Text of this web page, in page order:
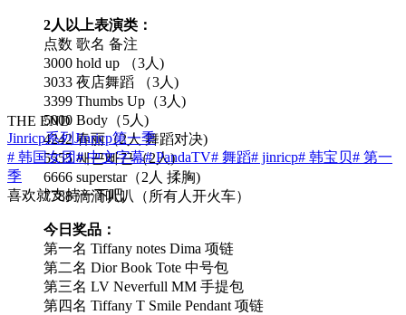
2人以上表演类：
点数 歌名 备注
3000 hold up （3人)
3033 夜店舞蹈 （3人)
3399 Thumbs Up（3人)
5000 Body（5人)
4242 春丽（2人 舞蹈对决)
5555 쌔끈빠끈（2人)
6666 superstar（2人 揉胸)
7788 滴滴叭叭（所有人开火车）
今日奖品：
第一名 Tiffany notes Dima 项链
第二名 Dior Book Tote 中号包
第三名 LV Neverfull MM 手提包
第四名 Tiffany T Smile Pendant 项链
THE END
Jinricp系列Jinricp第一季
# 韩国女团# 中文字幕# PandaTV# 舞蹈# jinricp# 韩宝贝# 第一
季
喜欢就支持一下吧